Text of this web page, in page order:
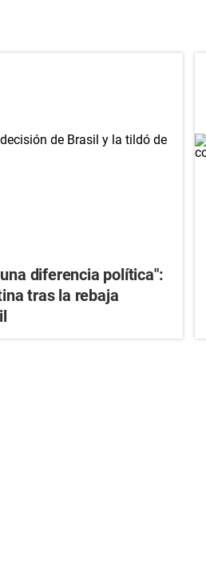
diferencia política":
tras la rebaja